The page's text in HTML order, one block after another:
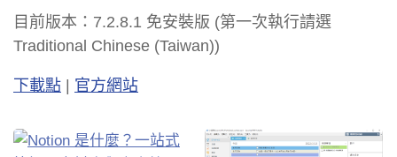
目前版本：7.2.8.1 免安裝版 (第一次執行請選
Traditional Chinese (Taiwan))
下載點 官方網站